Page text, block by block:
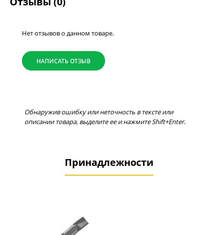
Нет отзывов о данном товаре.
НАПИСАТЬ ОТЗЫВ
Обнаружив ошибку или неточность в тексте или
описании товара, выделите ее и нажмите Shift+Enter.
Принадлежности